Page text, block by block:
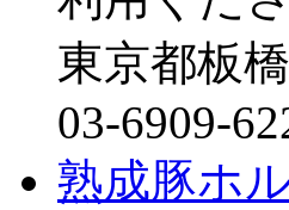
東京都板
03-6909-
熟成豚ホ